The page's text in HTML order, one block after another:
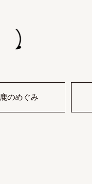
鹿のめぐみ